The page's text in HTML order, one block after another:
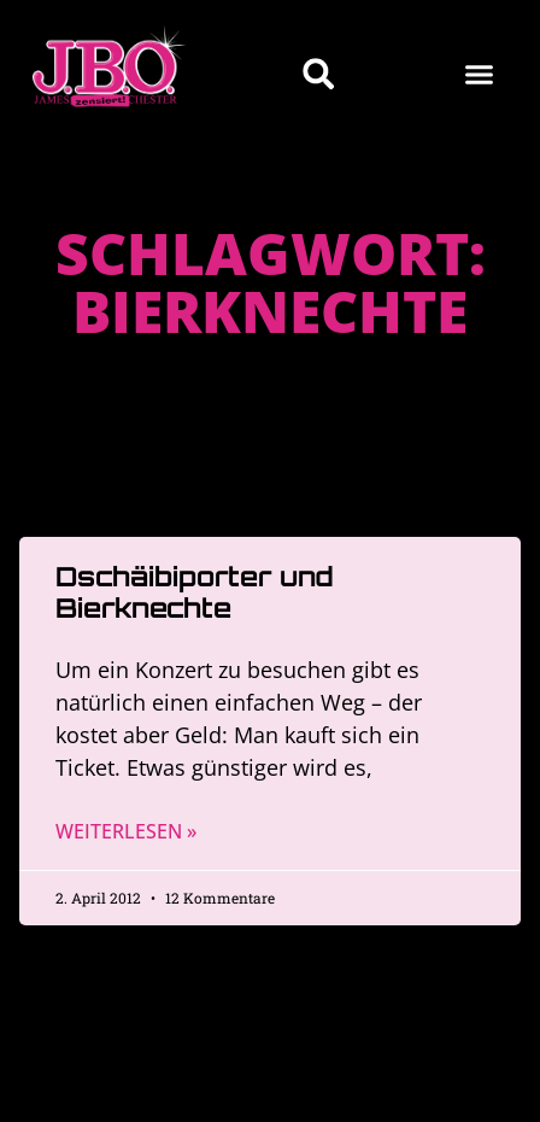
SCHLAGWORT:
BIERKNECHTE
Dschäibiporter und
Bierknechte
Um ein Konzert zu besuchen gibt es
natürlich einen einfachen Weg – der
kostet aber Geld: Man kauft sich ein
Ticket. Etwas günstiger wird es,
WEITERLESEN »
2. April 2012 12 Kommentare